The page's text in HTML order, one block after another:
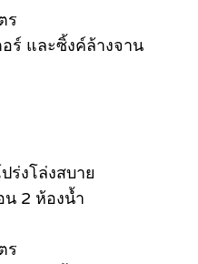
ร
ร์ และซิ้งค์ล้างจาน
ร่งโล่งสบาย
น 2 ห้องน้ำ
ร